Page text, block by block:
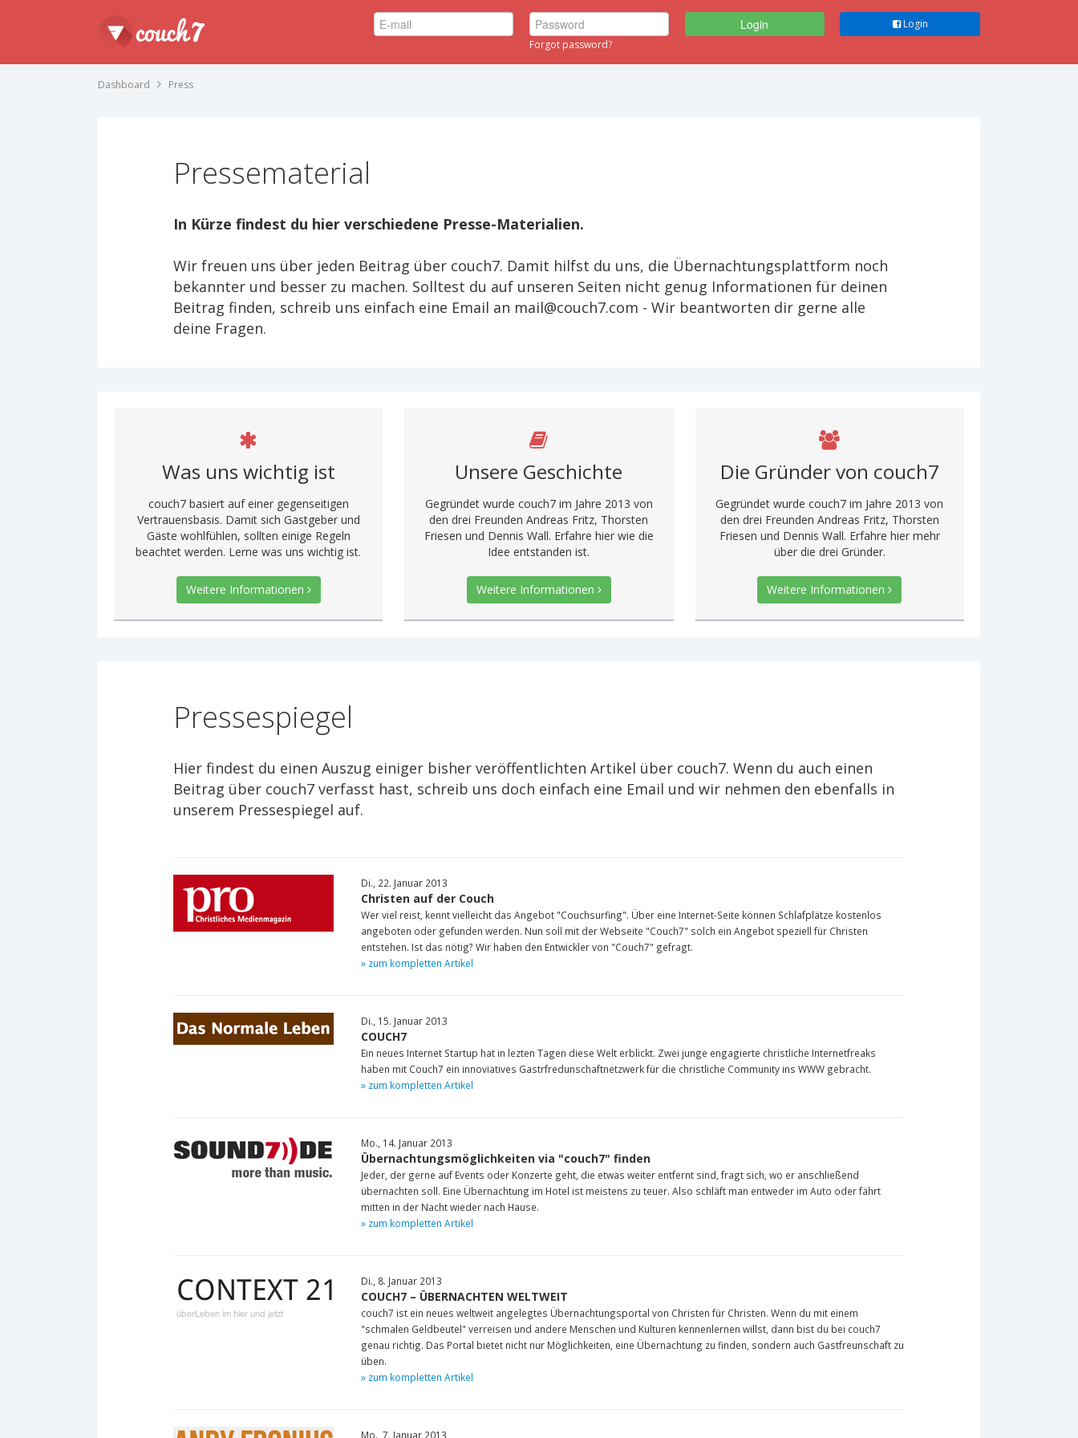
Forgot password?
Login Login
Dashboard Press
Pressematerial
In Kürze findest du hier verschiedene Presse-Materialien.
Wir freuen uns über jeden Beitrag über couch7. Damit hilfst du uns, die Übernachtungsplattform noch
bekannter und besser zu machen. Solltest du auf unseren Seiten nicht genug Informationen für deinen
Beitrag finden, schreib uns einfach eine Email an mail@couch7.com - Wir beantworten dir gerne alle
deine Fragen.
Was uns wichtig ist
couch7 basiert auf einer gegenseitigen
Vertrauensbasis. Damit sich Gastgeber und
Gäste wohlfühlen, sollten einige Regeln
beachtet werden. Lerne was uns wichtig ist.
Weitere Informationen
Unsere Geschichte
Gegründet wurde couch7 im Jahre 2013 von
den drei Freunden Andreas Fritz, Thorsten
Friesen und Dennis Wall. Erfahre hier wie die
Idee entstanden ist.
Weitere Informationen
Die Gründer von couch7
Gegründet wurde couch7 im Jahre 2013 von
den drei Freunden Andreas Fritz, Thorsten
Friesen und Dennis Wall. Erfahre hier mehr
über die drei Gründer.
Weitere Informationen
Pressespiegel
Hier findest du einen Auszug einiger bisher veröffentlichten Artikel über couch7. Wenn du auch einen
Beitrag über couch7 verfasst hast, schreib uns doch einfach eine Email und wir nehmen den ebenfalls in
unserem Pressespiegel auf.
Di., 22. Januar 2013
Christen auf der Couch
Wer viel reist, kennt vielleicht das Angebot "Couchsurfing". Über eine Internet-Seite können Schlafplätze kostenlos
angeboten oder gefunden werden. Nun soll mit der Webseite "Couch7" solch ein Angebot speziell für Christen
entstehen. Ist das nötig? Wir haben den Entwickler von "Couch7" gefragt.
» zum kompletten Artikel
Di., 15. Januar 2013
COUCH7
Ein neues Internet Startup hat in lezten Tagen diese Welt erblickt. Zwei junge engagierte christliche Internetfreaks
haben mit Couch7 ein innoviatives Gastrfredunschaftnetzwerk für die christliche Community ins WWW gebracht.
» zum kompletten Artikel
Mo., 14. Januar 2013
Übernachtungsmöglichkeiten via "couch7" finden
Jeder, der gerne auf Events oder Konzerte geht, die etwas weiter entfernt sind, fragt sich, wo er anschließend
übernachten soll. Eine Übernachtung im Hotel ist meistens zu teuer. Also schläft man entweder im Auto oder fährt
mitten in der Nacht wieder nach Hause.
» zum kompletten Artikel
Di., 8. Januar 2013
COUCH7 – ÜBERNACHTEN WELTWEIT
couch7 ist ein neues weltweit angelegtes Übernachtungsportal von Christen für Christen. Wenn du mit einem
"schmalen Geldbeutel" verreisen und andere Menschen und Kulturen kennenlernen willst, dann bist du bei couch7
genau richtig. Das Portal bietet nicht nur Möglichkeiten, eine Übernachtung zu finden, sondern auch Gastfreunschaft zu
üben.
» zum kompletten Artikel
Mo., 7. Januar 2013